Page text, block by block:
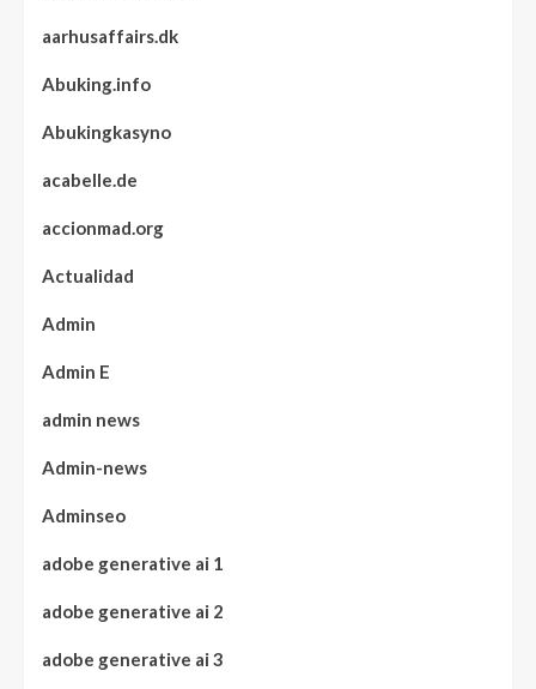
aarhusaffairs.dk
Abuking.info
Abukingkasyno
acabelle.de
accionmad.org
Actualidad
Admin
Admin E
admin news
Admin-news
Adminseo
adobe generative ai 1
adobe generative ai 2
adobe generative ai 3